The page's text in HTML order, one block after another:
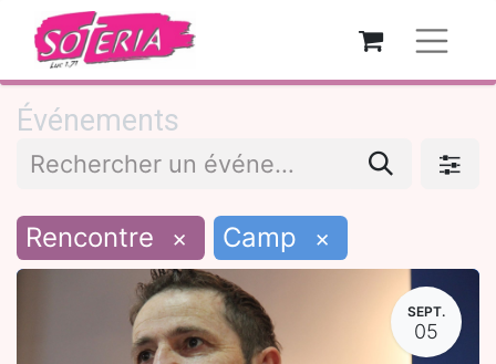
Événements
Rencontre × Camp ×
SEPT.
05